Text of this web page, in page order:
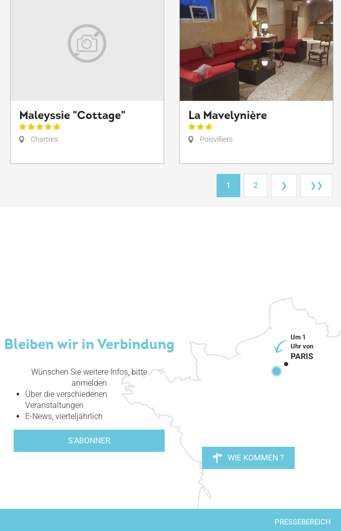
Maleyssie "Cottage"
Chartres
La Mavelynière
Poisvilliers
1 2 ❯ ❯❯
Bleiben wir in Verbindung
Wünschen Sie weitere Infos, bitte
anmelden
Über die verschiedenen
Veranstaltungen
E-News, vierteljährlich
S'ABONNER
PARIS
WIE KOMMEN ?
PRESSEBEREICH